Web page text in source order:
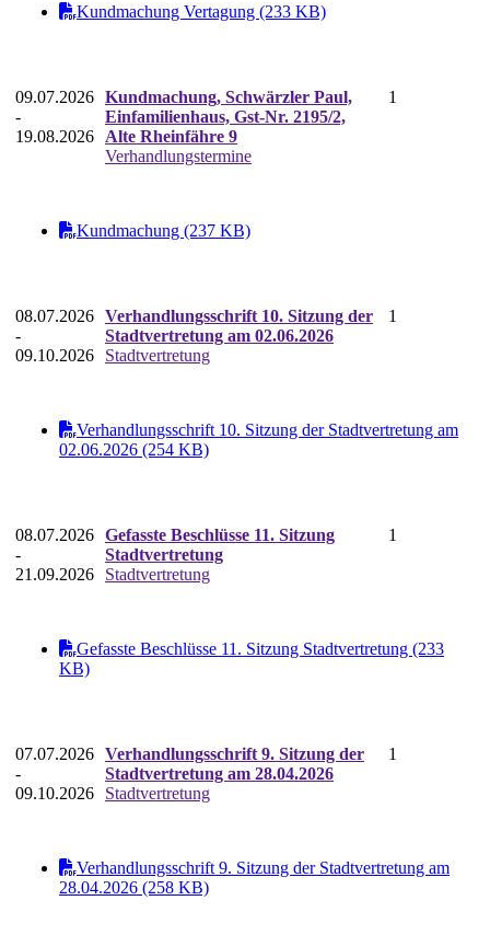
Kundmachung Vertagung (233 KB)
09.07.2026
-
19.08.2026
Kundmachung, Schwärzler Paul,
Einfamilienhaus, Gst-Nr. 2195/2,
Alte Rheinfähre 9
Verhandlungstermine
1
Kundmachung (237 KB)
08.07.2026
-
09.10.2026
Verhandlungsschrift 10. Sitzung der
Stadtvertretung am 02.06.2026
Stadtvertretung
1
Verhandlungsschrift 10. Sitzung der Stadtvertretung am
02.06.2026 (254 KB)
08.07.2026
-
21.09.2026
Gefasste Beschlüsse 11. Sitzung
Stadtvertretung
Stadtvertretung
1
Gefasste Beschlüsse 11. Sitzung Stadtvertretung (233
KB)
07.07.2026
-
09.10.2026
Verhandlungsschrift 9. Sitzung der
Stadtvertretung am 28.04.2026
Stadtvertretung
1
Verhandlungsschrift 9. Sitzung der Stadtvertretung am
28.04.2026 (258 KB)